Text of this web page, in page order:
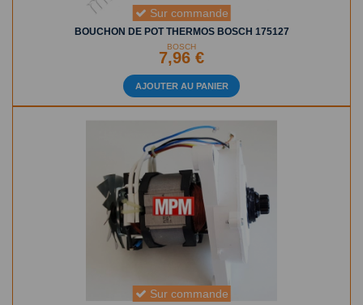
Sur commande
BOUCHON DE POT THERMOS BOSCH 175127
BOSCH
7,96 €
AJOUTER AU PANIER
Sur commande